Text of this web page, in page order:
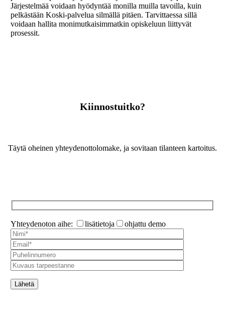
Järjestelmää voidaan hyödyntää monilla muilla tavoilla, kuin
pelkästään Koski-palvelua silmällä pitäen. Tarvittaessa sillä
voidaan hallita monimutkaisimmatkin opiskeluun liittyvät
prosessit.
Kiinnostuitko?
Täytä oheinen yhteydenottolomake, ja sovitaan tilanteen kartoitus.
Yhteydenoton aihe: lisätietoja ohjattu demo